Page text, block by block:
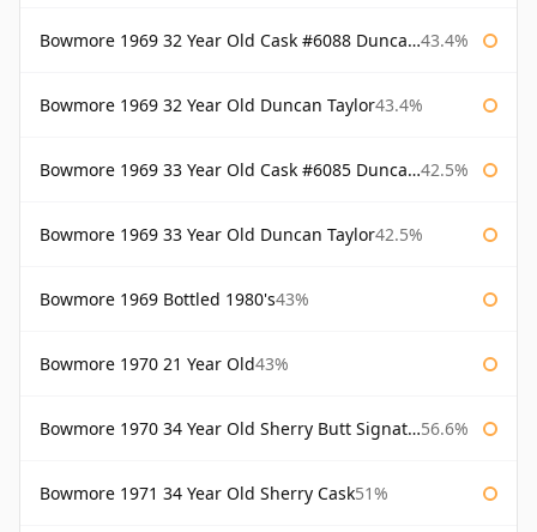
Bowmore 1969 32 Year Old Cask #6088 Duncan Taylor 43.4%
Bowmore 1969 32 Year Old Duncan Taylor43.4%
Bowmore 1969 33 Year Old Cask #6085 Duncan Taylor 42.5%
Bowmore 1969 33 Year Old Duncan Taylor42.5%
Bowmore 1969 Bottled 1980's43%
Bowmore 1970 21 Year Old43%
Bowmore 1970 34 Year Old Sherry Butt Signatory 56.6%
Bowmore 1971 34 Year Old Sherry Cask51%